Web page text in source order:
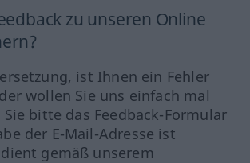
zu unseren Online
ist Ihnen ein Fehler
wollen Sie uns einfach mal
bitte das Feedback-Formular
der E-Mail-Adresse ist
gemäß unserem